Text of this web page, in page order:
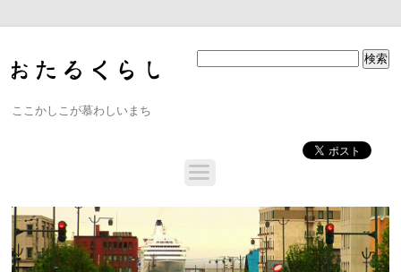
ここかしこが慕わしいまち